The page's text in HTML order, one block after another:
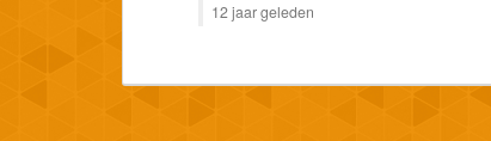
12 jaar geleden